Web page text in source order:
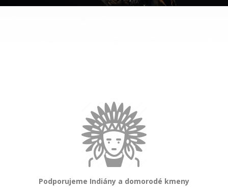
Podporujeme Indiány a domorodé kmeny